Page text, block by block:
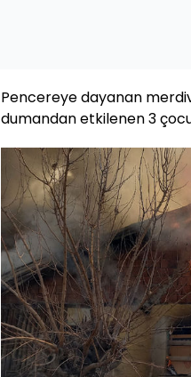
Pencereye dayanan
dumandan etkilenen 3